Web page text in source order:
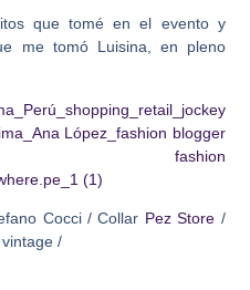
que tomé en el evento y
me tomó Luisina, en pleno
Cocci / Collar Pez Store /
/